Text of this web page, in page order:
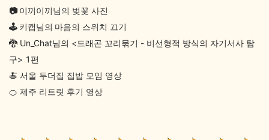
📷이끼이끼님의 벚꽃 사진
🕹️ 키캡님의 마음의 스위치 끄기
🐉 Un_Chat님의 <드래곤 꼬리묶기 - 비선형적 방식의 자기서사 탐
구> 1편
🍝 서울 두더집 집밥 모임 영상
🍊 제주 리트릿 후기 영상